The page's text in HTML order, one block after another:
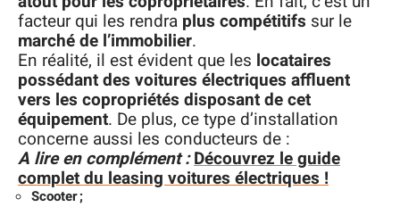
facteur qui les rendra plus compétitifs sur le
marché de l’immobilier.
En réalité, il est évident que les locataires
possédant des voitures électriques affluent
vers les copropriétés disposant de cet
équipement. De plus, ce type d’installation
concerne aussi les conducteurs de :
A lire en complément :Découvrez le guide
complet du leasing voitures électriques !
Scooter ;